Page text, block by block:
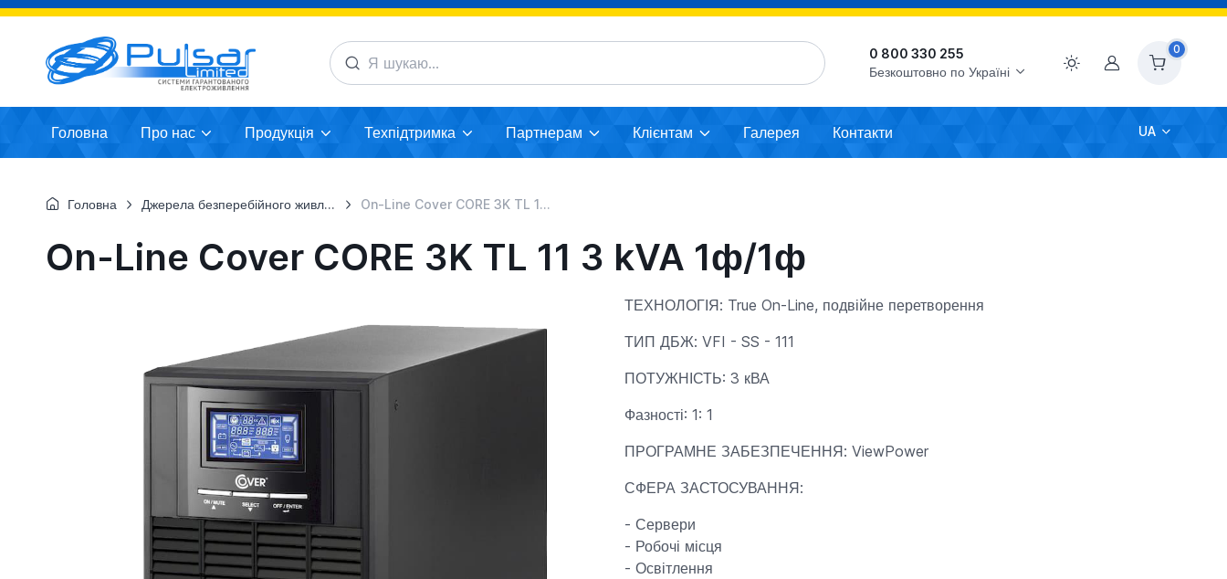
0 800 330 255
Безкоштовно по Україні
Акаунт
0
Головна Про нас Продукція Техпідтримка Партнерам Клієнтам Галерея Контакти UA
Головна Джерела безперебійного живлення On-Line Cover CORE 3K TL 11 3 kVA 1ф/1ф
On-Line Cover CORE 3K TL 11 3 kVA 1ф/1ф
ТЕХНОЛОГІЯ: True On-Line, подвійне перетворення
ТИП ДБЖ: VFI - SS - 111
ПОТУЖНІСТЬ: 3 кВА
Фазності: 1: 1
ПРОГРАМНЕ ЗАБЕЗПЕЧЕННЯ: ViewPower
СФЕРА ЗАСТОСУВАННЯ:
- Сервери
- Робочі місця
- Освітлення